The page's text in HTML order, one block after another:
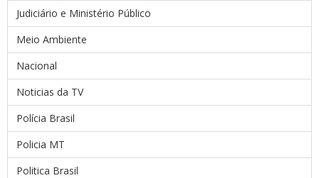
Judiciário e Ministério Público
Meio Ambiente
Nacional
Noticias da TV
Polícia Brasil
Policia MT
Politica Brasil